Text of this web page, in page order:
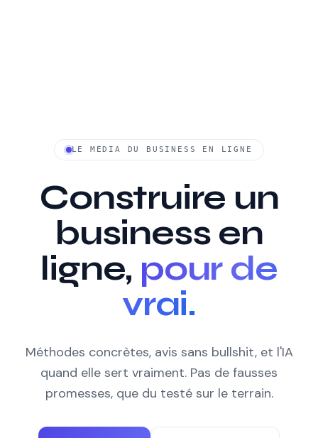
LE MÉDIA DU BUSINESS EN LIGNE
Construire un
business en
ligne, pour de
vrai.
Méthodes concrètes, avis sans bullshit, et l'IA
quand elle sert vraiment. Pas de fausses
promesses, que du testé sur le terrain.